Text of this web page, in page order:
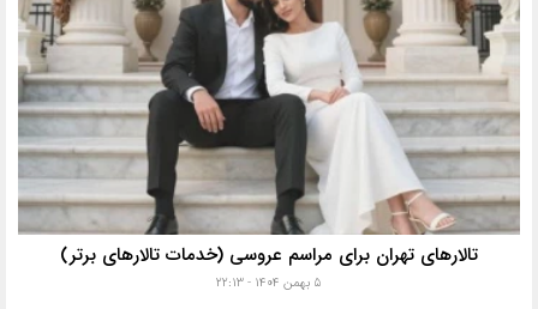
تالارهای تهران برای مراسم عروسی (خدمات تالارهای برتر)
۵ بهمن ۱۴۰۴ - ۲۲:۱۳